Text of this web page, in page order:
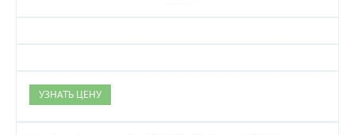
УЗНАТЬ ЦЕНУ